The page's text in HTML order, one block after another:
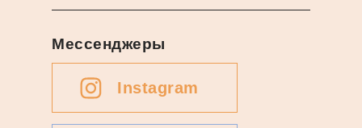
Instagram
Мессенджеры